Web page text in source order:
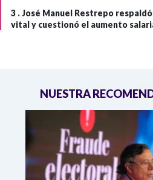
3 .José Manuel Restrepo
vital y cuestionó el aumento
NUESTRA